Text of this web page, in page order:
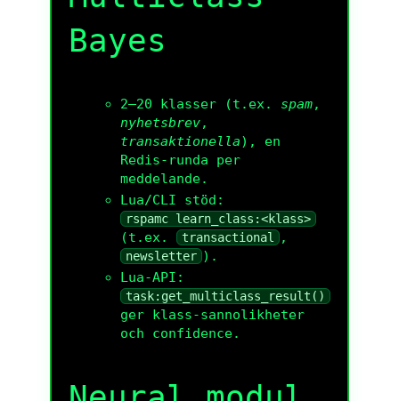
Bayes
2–20 klasser (t.ex. spam,
nyhetsbrev,
transaktionella), en
Redis-runda per
meddelande.
Lua/CLI stöd:
rspamc learn_class:<klass>
(t.ex. transactional ,
newsletter ).
Lua-API:
task:get_multiclass_result()
ger klass-sannolikheter
och confidence.